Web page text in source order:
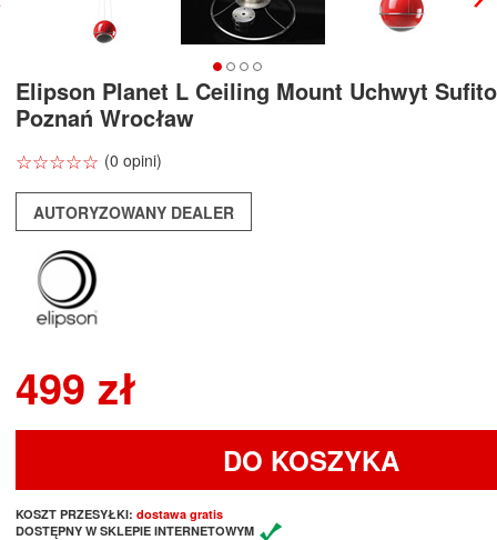
Elipson Planet L Ceiling Mount Uchwyt
Poznań Wrocław
☆☆☆☆☆
★★★★★ (0 opini)
AUTORYZOWANY DEALER
499 zł
DO KOSZYKA
KOSZT PRZESYŁKI: dostawa gratis
DOSTĘPNY W SKLEPIE INTERNETOWYM